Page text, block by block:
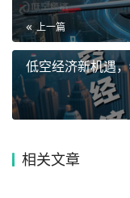
上一篇
低空经济新机遇
相关文章